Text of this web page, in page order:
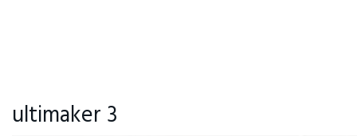
ultimaker 3